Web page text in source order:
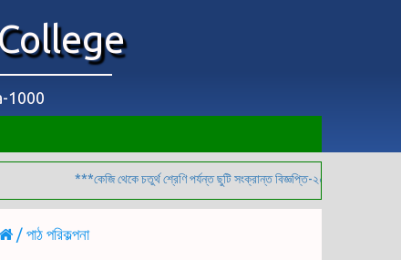
1000
***কেজি থেকে চতুর্থ শ্রেণি পর্যন্ত ছুটি সংক্রান্ত বিজ্ঞপ্তি-২০২৬***
/ পাঠ পরিকল্পনা